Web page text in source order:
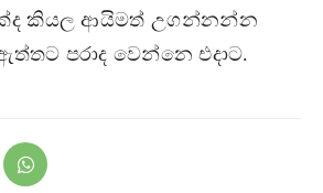
කියල ආයිමත් උගන්නන්න
පරාද වෙන්නෙ එදාට.